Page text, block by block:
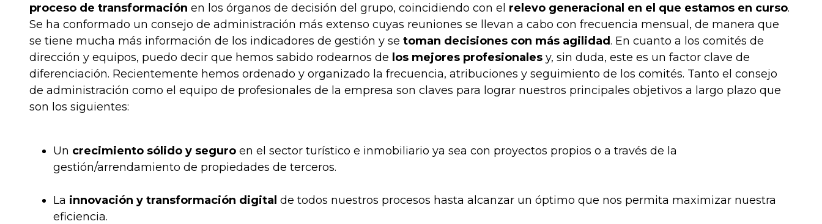
proceso de transformación en los órganos de decisión del grupo, coincidiendo con el relevo generacional en el que estamos en curso.
Se ha conformado un consejo de administración más extenso cuyas reuniones se llevan a cabo con frecuencia mensual, de manera que
se tiene mucha más información de los indicadores de gestión y se toman decisiones con más agilidad. En cuanto a los comités de
dirección y equipos, puedo decir que hemos sabido rodearnos de los mejores profesionales y, sin duda, este es un factor clave de
diferenciación. Recientemente hemos ordenado y organizado la frecuencia, atribuciones y seguimiento de los comités. Tanto el consejo
de administración como el equipo de profesionales de la empresa son claves para lograr nuestros principales objetivos a largo plazo que
son los siguientes:
Un crecimiento sólido y seguro en el sector turístico e inmobiliario ya sea con proyectos propios o a través de la
gestión/arrendamiento de propiedades de terceros.
La innovación y transformación digital de todos nuestros procesos hasta alcanzar un óptimo que nos permita maximizar nuestra
eficiencia.